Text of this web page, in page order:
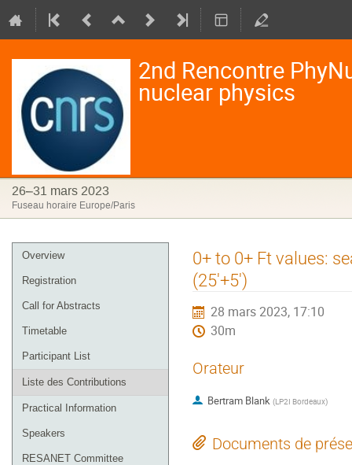
2nd Rencontre
nuclear physics
26–31 mars 2023
Fuseau horaire Europe/Paris
Menu
de
Overview
Registration
Call for Abstracts
Timetable
Participant List
Liste des Contributions
Practical Information
Speakers
RESANET Committee
0+ to 0+ Ft values:
(25'+5')
28 mars 2023, 17:10
30m
Orateur
Bertram Blank (LP2I Bordeaux)
Documents de